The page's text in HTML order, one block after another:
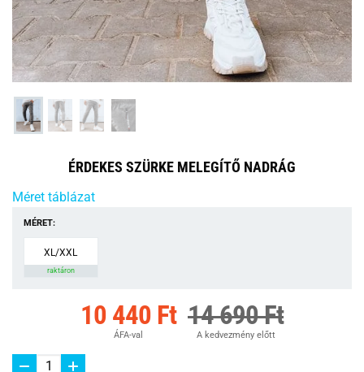
ÉRDEKES SZÜRKE MELEGÍTŐ NADRÁG
Méret táblázat
MÉRET:
XL/XXL
raktáron
10 440 Ft
ÁFA-val
14 690 Ft
A kedvezmény előtt